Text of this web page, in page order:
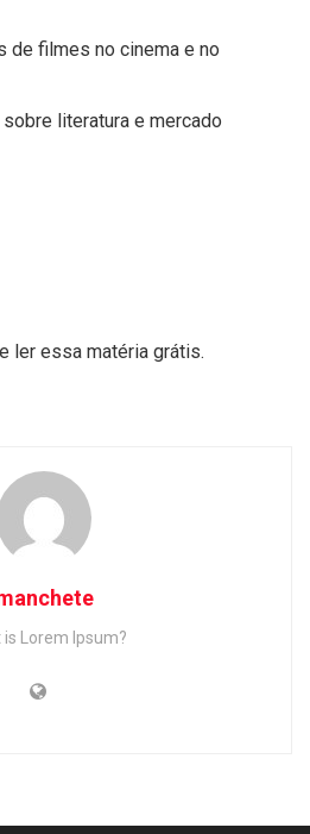
de filmes no cinema e no
literatura e mercado
ler essa matéria grátis.
is Lorem Ipsum?